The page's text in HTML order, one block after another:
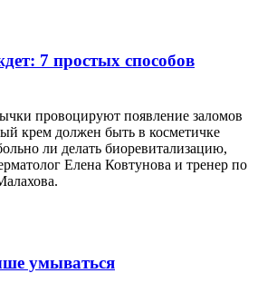
7 простых способов
провоцируют появление заломов
крем должен быть в косметичке
ли делать биоревитализацию,
Елена Ковтунова и тренер по
умываться